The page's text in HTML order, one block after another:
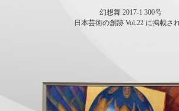
幻想舞 2017-1 300号
日本芸術の創跡 Vol.22 に掲載さ